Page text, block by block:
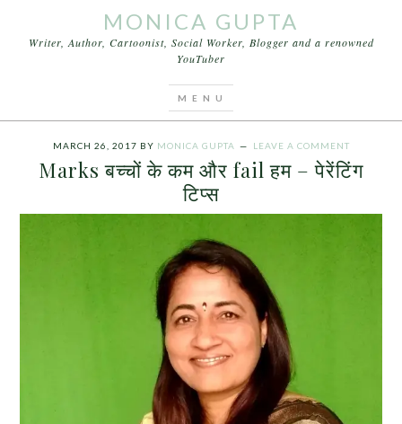
MONICA GUPTA
Writer, Author, Cartoonist, Social Worker, Blogger and a renowned
YouTuber
MARCH 26, 2017 BY MONICA GUPTA LEAVE A COMMENT
Marks बच्चों के कम और fail हम – पेरेंटिंग
टिप्स